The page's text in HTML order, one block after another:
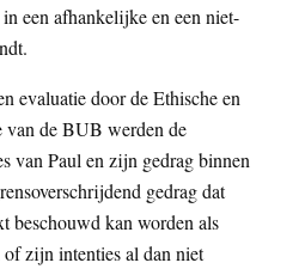
een afhankelijke en een niet-
evaluatie door de Ethische en
van de BUB werden de
van Paul en zijn gedrag binnen
gedrag dat
beschouwd kan worden als
zijn intenties al dan niet